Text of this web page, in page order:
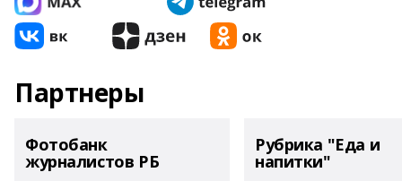
Партнеры
Фотобанк
журналистов РБ
Рубрика "Еда и
напитки"